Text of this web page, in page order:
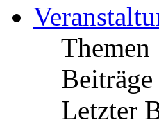
Themen
Beiträge
Letzter